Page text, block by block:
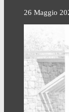
26 Maggio